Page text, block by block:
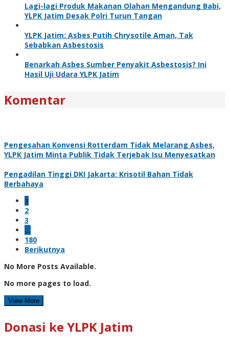
Lagi-lagi Produk Makanan Olahan Mengandung Babi,
YLPK Jatim Desak Polri Turun Tangan
YLPK Jatim: Asbes Putih Chrysotile Aman, Tak
Sebabkan Asbestosis
Benarkah Asbes Sumber Penyakit Asbestosis? Ini
Hasil Uji Udara YLPK Jatim
Komentar
Pengesahan Konvensi Rotterdam Tidak Melarang Asbes,
YLPK Jatim Minta Publik Tidak Terjebak Isu Menyesatkan
Pengadilan Tinggi DKI Jakarta: Krisotil Bahan Tidak
Berbahaya
1
2
3
…
180
Berikutnya
No More Posts Available.
No more pages to load.
View More
Donasi ke YLPK Jatim